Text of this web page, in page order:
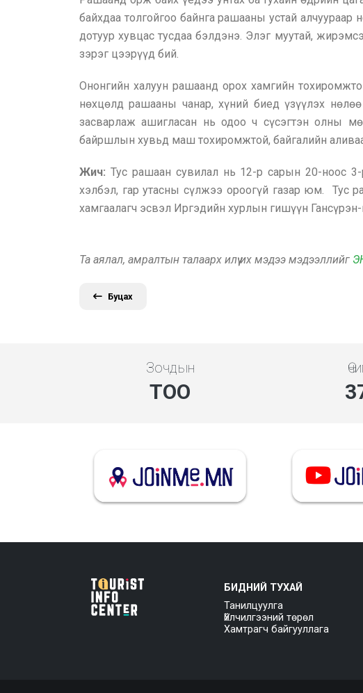
байхдаа толгойгоо байнга рашааны устай
дотуур хувцас тусдаа бэлдэнэ. Элэг муутай,
зэрэг цээрүүд бий.
Ононгийн халуун рашаанд орох хамгийн
нөхцөлд рашааны чанар, хүний биед үзүүлэх
засварлаж ашигласан нь одоо ч сүсэгтэн олны
байршлын хувьд маш тохиромжтой, байгалийн аливаа
Жич: Тус рашаан сувилал нь 12-р сарын 20-ноос
хэлбэл, гар утасны сүлжээ ороогүй газар юм. Тус
хамгаалагч эсвэл Иргэдийн хурлын гишүүн
Та аялал, амралтын талаарх илүү их мэдээ мэдээллийг
Буцах
Зочдын
ТОО
БИДНИЙ ТУХАЙ
Танилцуулга
Үйлчилгээний төрөл
Хамтрагч байгууллага